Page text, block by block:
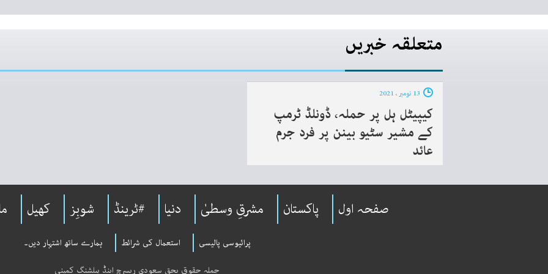
متعلقہ خبریں
کیپیٹل ہل پر حملہ، ڈونلڈ ٹرمپ
کے مشیر سٹیو بینن پر فرد جرم
عائد
صفحہ اول پاکستان مشرقِ وسطیٰ دنیا #ٹرینڈ شوبِز کھیل
پرائیوسی پالیسی استعمال کی شرائط ہمارے ساتھ اشتہار دیں۔
جملہ حقوق بحق سعودی ریسرچ اینڈ پبلشنگ کمپنی